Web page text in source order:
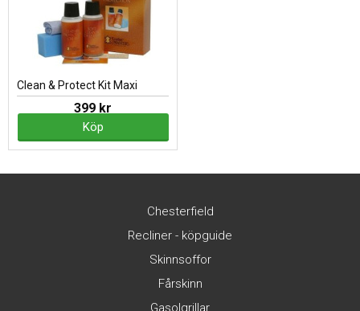
Clean & Protect Kit Maxi
399 kr
Köp
Chesterfield
Recliner - köpguide
Skinnsoffor
Fårskinn
Gasolgrillar